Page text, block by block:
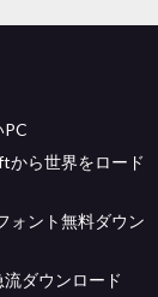
から世界をロード
ォント無料ダウン
ダウンロード